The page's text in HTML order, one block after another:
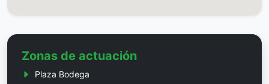
Zonas de actuación
Plaza Bodega